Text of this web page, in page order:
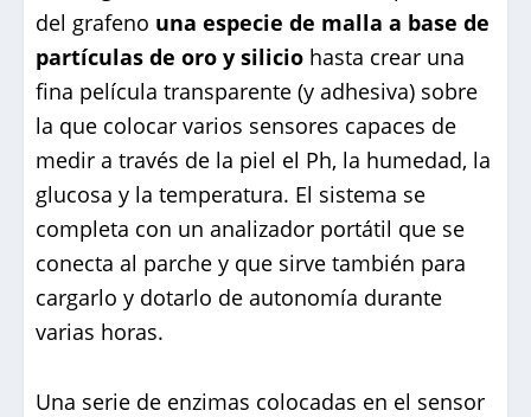
del grafeno una especie de malla a base de
partículas de oro y silicio hasta crear una
fina película transparente (y adhesiva) sobre
la que colocar varios sensores capaces de
medir a través de la piel el Ph, la humedad, la
glucosa y la temperatura. El sistema se
completa con un analizador portátil que se
conecta al parche y que sirve también para
cargarlo y dotarlo de autonomía durante
varias horas.
Una serie de enzimas colocadas en el sensor